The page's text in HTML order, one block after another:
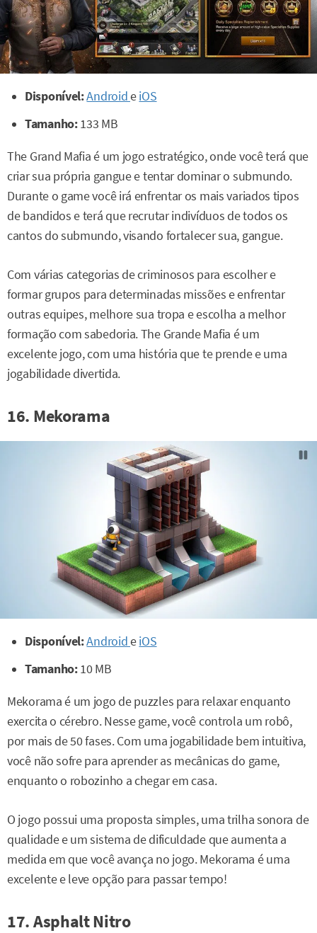
Disponível:AndroideiOS
Tamanho:133 MB
The Grand Mafia é um jogo estratégico, onde você terá que
criar sua própria gangue e tentar dominar o submundo.
Durante o game você irá enfrentar os mais variados tipos
de bandidos e terá que recrutar indivíduos de todos os
cantos do submundo, visando fortalecer sua, gangue.
Com várias categorias de criminosos para escolher e
formar grupos para determinadas missões e enfrentar
outras equipes, melhore sua tropa e escolha a melhor
formação com sabedoria. The Grande Mafia é um
excelente jogo, com uma história que te prende e uma
jogabilidade divertida.
16. Mekorama
Disponível:AndroideiOS
Tamanho:10 MB
Mekorama é um jogo de puzzles para relaxar enquanto
exercita o cérebro. Nesse game, você controla um robô,
por mais de 50 fases. Com uma jogabilidade bem intuitiva,
você não sofre para aprender as mecânicas do game,
enquanto o robozinho a chegar em casa.
O jogo possui uma proposta simples, uma trilha sonora de
qualidade e um sistema de dificuldade que aumenta a
medida em que você avança no jogo. Mekorama é uma
excelente e leve opção para passar tempo!
17. Asphalt Nitro